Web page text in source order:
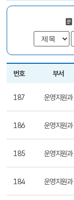
번호 부서
187 운영지원과
186 운영지원과
185 운영지원과
184 운영지원과